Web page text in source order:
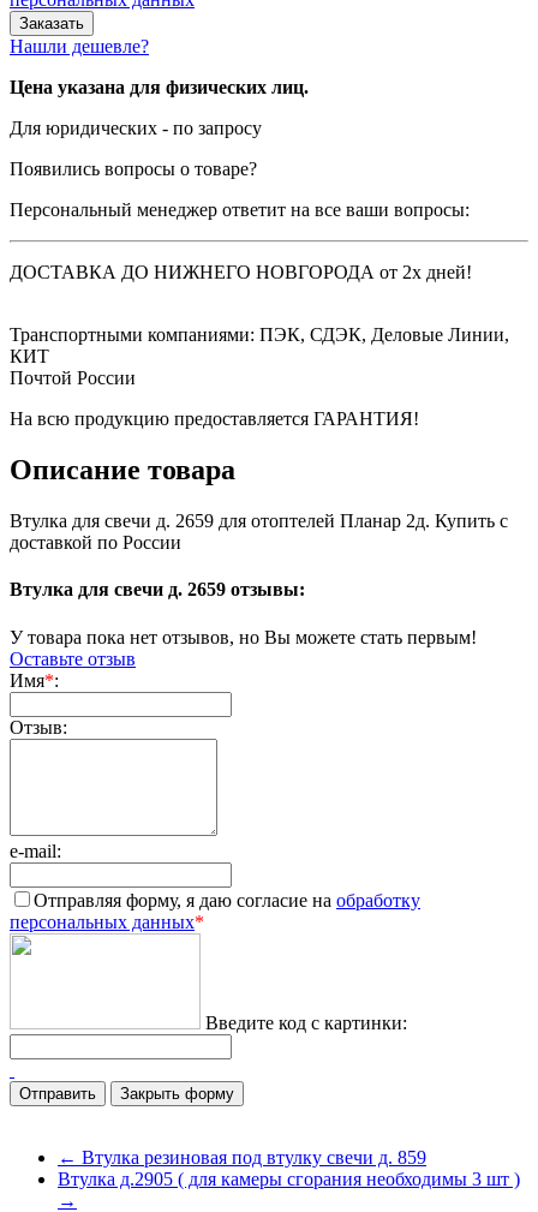
Нашли дешевле?
Цена указана для физических лиц.
Для юридических - по запросу
Появились вопросы о товаре?
Персональный менеджер ответит на все ваши вопросы:
ДОСТАВКА ДО НИЖНЕГО НОВГОРОДА от 2х дней!
Транспортными компаниями: ПЭК, СДЭК, Деловые Линии,
КИТ
Почтой России
На всю продукцию предоставляется ГАРАНТИЯ!
Описание товара
Втулка для свечи д. 2659 для отоптелей Планар 2д. Купить с
доставкой по России
Втулка для свечи д. 2659 отзывы:
У товара пока нет отзывов, но Вы можете стать первым!
Оставьте отзыв
Имя*:
Отзыв:
e-mail:
Отправляя форму, я даю согласие на обработку
персональных данных*
Введите код с картинки:
Закрыть форму
← Втулка резиновая под втулку свечи д. 859
Втулка д.2905 ( для камеры сгорания необходимы 3 шт )
→